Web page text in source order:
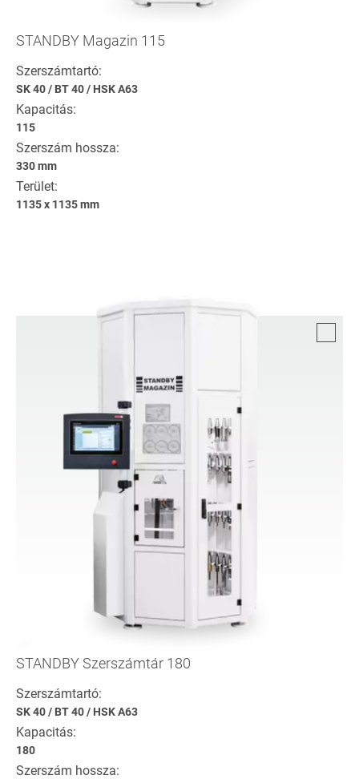
STANDBY Magazin 115
Szerszámtartó:
SK 40/ BT 40/ HSK A63
Kapacitás:
115
Szerszám hossza:
330 mm
Terület:
1135 x 1135 mm
STANDBY Szerszámtár 180
Szerszámtartó:
SK 40/ BT 40/ HSK A63
Kapacitás:
180
Szerszám hossza: